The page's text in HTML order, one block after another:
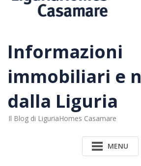
Informazioni
immobiliari e
dalla Liguria
Il Blog di LiguriaHomes Casamare
MENU